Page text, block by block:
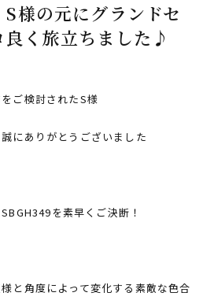
S様の元にグランドセ
良く旅立ちました♪
ご検討されたS様
にありがとうございました
を素早くご決断！
と角度によって変化する素敵な色合